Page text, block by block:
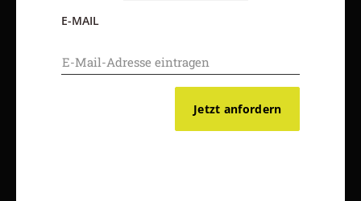
E-MAIL
Jetzt anfordern